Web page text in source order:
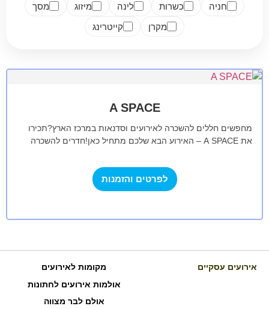
חניה
כשרות לינה מיזוג
מסך
מקרן
קייטרינג
A SPACE
מחפשים חללים להשכרה לאירועים וסדנאות במרכז הארץ?תכירו
את A SPACE – האירוע הבא שלכם מתחיל כאן!חדרים להשכרה
לפרטים והזמנות
אירועים עסקיים
מקומות לאירועים
אולמות אירועים לחתונות
אולם לבר מצווה